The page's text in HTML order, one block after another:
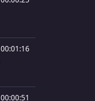
00:01:16
00:00:51